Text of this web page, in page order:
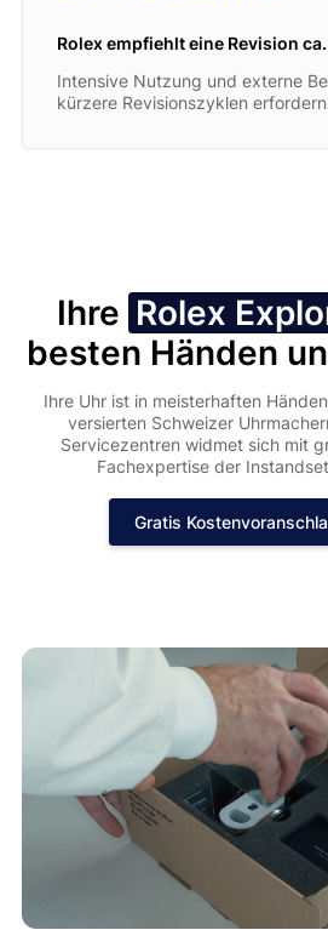
Rolex empfiehlt eine Revision
Intensive Nutzung und externe
kürzere Revisionszyklen
Ihre Rolex
besten Händen
Ihre Uhr ist in meisterhaften
versierten Schweizer
Servicezentren widmet sich mit
Fachexpertise der
Gratis